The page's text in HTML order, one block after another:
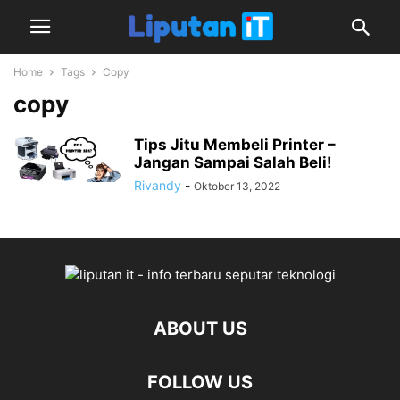
Home Tags Copy
copy
Tips Jitu Membeli Printer –
Jangan Sampai Salah Beli!
Rivandy - Oktober 13, 2022
ABOUT US
FOLLOW US